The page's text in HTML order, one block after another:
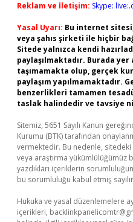
Reklam ve İletişim: Skype:
Yasal Uyarı: Bu internet
veya şahıs şirketi ile hiçbir
Sitede yalnızca kendi
paylaşılmaktadır. Burada
taşımamakta olup, gerçek
paylaşım yapılmamaktadır.
benzerlikleri tamamen
taslak halindedir ve tavsiye
Sitemiz, 5651 Sayılı Kanun
Kurumu (BTK) tarafından
vermektedir. Bu nedenle,
veya araştırma yükümlülüğümüz
yazdıkları içeriklerin
bu sorumluluğu kabul etmiş
Hukuka ve yasal düzenlemelere
içerikleri,